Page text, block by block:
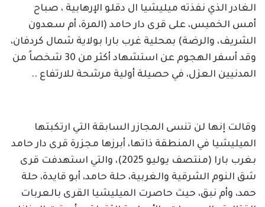
الغادر الذي نفذته ميليشيا ال دقلو الإرهابية ، صباح
أمس الخميس، على قرى دار حامد (المرة، أم سعدون
الشريف، والرضة) بمحلية غرب بارا بولاية شمال كردفان،
وقد أسفر الهجوم عن استشهاد أكثر من 30 شخصاً من
المدنيين العزل، في حصيلة أولية مرشحة للارتفاع ..
وقالت إنها لن تنسى المجازر السابقة التي ارتكبتها
الميليشيا في المنطقة ذاتها، أبرزها مجزرة قرى دار حامد
بغرب بارا (منتصف يوليو 2025)، والتي استهدفت قرى
شق النوم الشرقية والغربية، حلة حامد، أبو قايدة، حلة
حمد، وأم نبق، حيث حاصرت الميليشيا القرى بالعربات